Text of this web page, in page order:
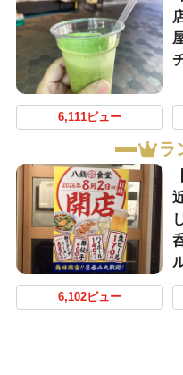
6,111ビュー
ラ
6,102ビュー